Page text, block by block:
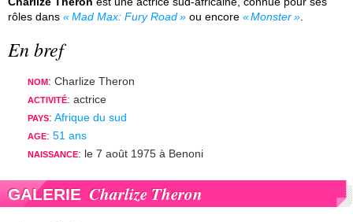
rôles dans
Mad Max: Fury Road ou encore Monster
En bref
NOM : Charlize Theron
ACTIVITÉ: actrice
PAYS: Afrique du sud
AGE: 51 ans
NAISSANCE: le 7 août 1975 à Benoni
GALERIE Charlize Theron